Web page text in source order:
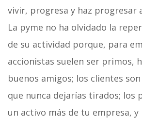
vivir, progresa y haz progresar
La pyme no ha olvidado la
de su actividad porque, para
accionistas suelen ser primos,
buenos amigos; los clientes
que nunca dejarías tirados; los
un activo más de tu empresa, y